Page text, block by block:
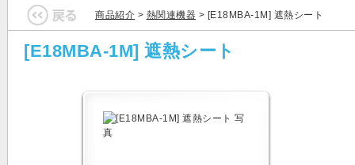
商品紹介 > 熱関連機器 > [E18MBA-1M] 遮熱シート
[E18MBA-1M] 遮熱シート